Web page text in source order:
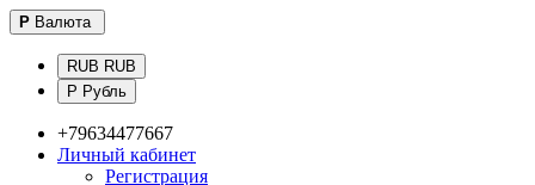
Р Валюта
RUB RUB
Р Рубль
+79634477667
Личный кабинет
Регистрация